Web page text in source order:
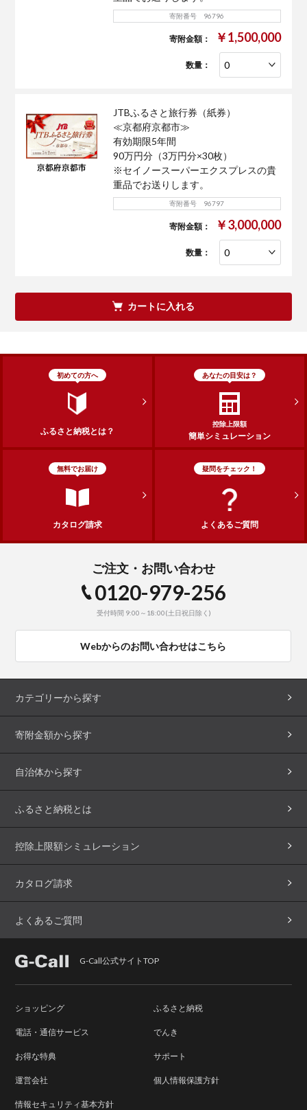
寄附番号 96796
寄附金額： ￥1,500,000
数量：
JTBふるさと旅行券（紙券）
≪京都府京都市≫
有効期限5年間
90万円分（3万円分×30枚）
※セイノースーパーエクスプレスの貴
重品でお送りします。
寄附番号 96797
寄附金額： ￥3,000,000
数量：
カートに入れる
初めての方へ
ふるさと納税とは？
あなたの目安は？
控除上限額
簡単シミュレーション
無料でお届け
カタログ請求
疑問をチェック！
よくあるご質問
ご注文・お問い合わせ
0120-979-256
受付時間 9:00～18:00(土日祝日除く)
Webからのお問い合わせはこちら
カテゴリーから探す
寄附金額から探す
自治体から探す
ふるさと納税とは
控除上限額シミュレーション
カタログ請求
よくあるご質問
G-Call公式サイトTOP
ショッピング ふるさと納税
電話・通信サービス でんき
お得な特典 サポート
運営会社 個人情報保護方針
情報セキュリティ基本方針